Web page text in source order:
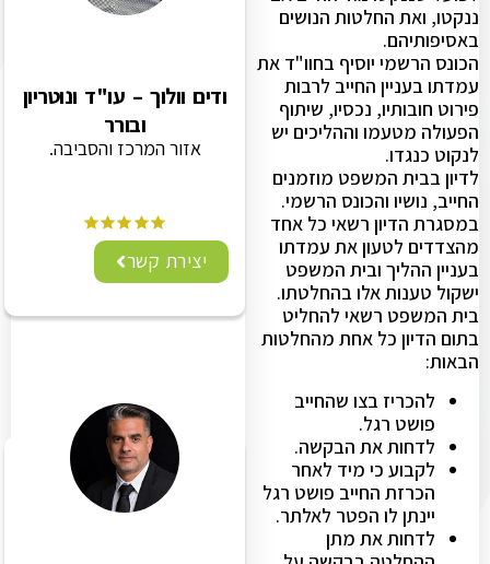
ננקטו, ואת החלטות הנושים
באסיפותיהם.
הכונס הרשמי יוסיף בחוו"ד את
עמדתו בעניין החייב לרבות
פירוט חובותיו, נכסיו, שיתוף
הפעולה מטעמו וההליכים יש
לנקוט כנגדו.
לדיון בבית המשפט מוזמנים
החייב, נושיו והכונס הרשמי.
במסגרת הדיון רשאי כל אחד
מהצדדים לטעון את עמדתו
בעניין ההליך ובית המשפט
ישקול טענות אלו בהחלטתו.
בית המשפט רשאי להחליט
בתום הדיון כל אחת מהחלטות
הבאות:
להכריז בצו שהחייב
פושט רגל.
לדחות את הבקשה.
לקבוע כי מיד לאחר
הכרזת החייב פושט רגל
יינתן לו הפטר לאלתר.
לדחות את מתן
ודים וולוך – עו"ד ונוטריון
ובורר
אזור המרכז והסביבה.
יצירת קשר